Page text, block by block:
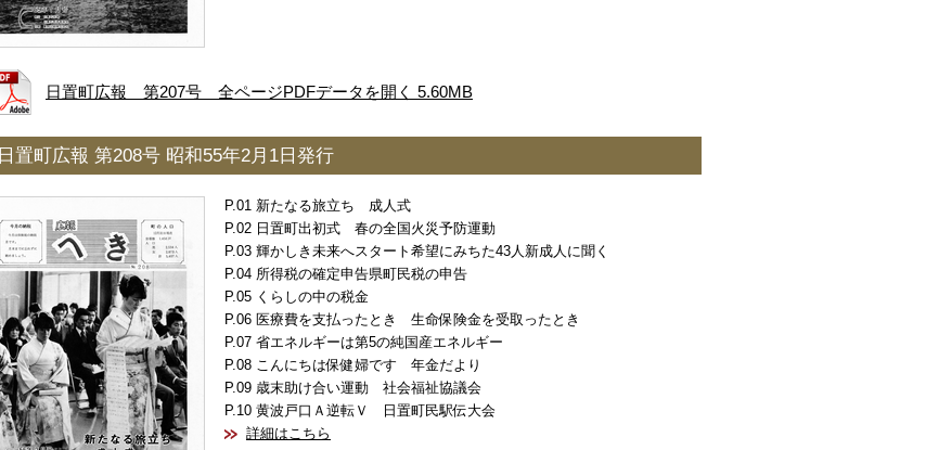
日置町広報 第207号 全ページPDFデータを開く 5.60MB
日置町広報 第208号 昭和55年2月1日発行
新たなる旅立ち 成人式
日置町出初式 春の全国火災予防運動
輝かしき未来へスタート希望にみちた43人新成人に聞く
所得税の確定申告県町民税の申告
くらしの中の税金
医療費を支払ったとき 生命保険金を受取ったとき
省エネルギーは第5の純国産エネルギー
こんにちは保健婦です 年金だより
歳末助け合い運動 社会福祉協議会
黄波戸口Ａ逆転Ｖ 日置町民駅伝大会
詳細はこちら